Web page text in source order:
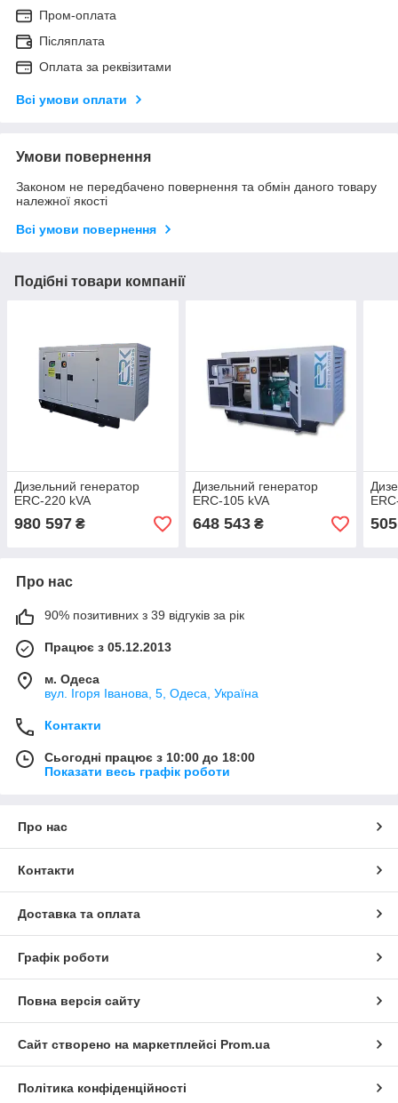
Пром-оплата
Післяплата
Оплата за реквізитами
Всі умови оплати
Умови повернення
Законом не передбачено повернення та обмін даного товару
належної якості
Всі умови повернення
Подібні товари компанії
Дизельний генератор
ERC-220 kVA
980 597 ₴
Дизельний генератор
ERC-105 kVA
648 543₴
Про нас
90% позитивних з 39 відгуків за рік
Працює з 05.12.2013
м. Одеса
вул. Ігоря Іванова, 5, Одеса, Україна
Контакти
Сьогодні працює з 10:00 до 18:00
Показати весь графік роботи
Про нас
Контакти
Доставка та оплата
Графік роботи
Повна версія сайту
Сайт створено на маркетплейсі Prom.ua
Політика конфіденційності